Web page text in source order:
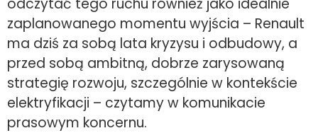
zaplanowanego momentu wyjścia – Renault
ma dziś za sobą lata kryzysu i odbudowy, a
przed sobą ambitną, dobrze zarysowaną
strategię rozwoju, szczególnie w kontekście
elektryfikacji – czytamy w komunikacie
prasowym koncernu.